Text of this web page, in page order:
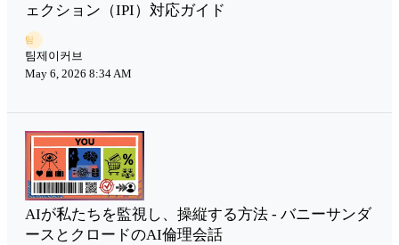
ェクション（IPI）対応ガイド
팀
팀제이커브
May 6, 2026 8:34 AM
AIが私たちを監視し、操縦する方法 - バニーサンダ
ースとクロードのAI倫理会話